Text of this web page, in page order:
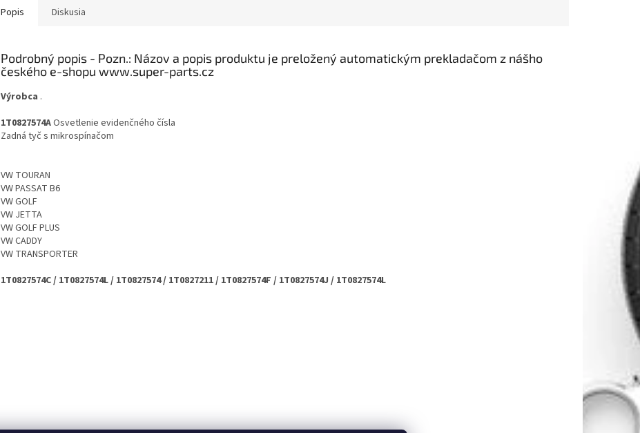
Popis Diskusia
Podrobný popis
Výrobca .
1T0827574AOsvetlenie evidenčného čísla
Zadná tyč s mikrospínačom
VW TOURAN
VW PASSAT B6
VW GOLF
VW JETTA
VW GOLF PLUS
VW CADDY
VW TRANSPORTER
1T0827574C / 1T0827574L / 1T0827574 / 1T0827211 / 1T0827574F / 1T0827574J / 1T0827574L